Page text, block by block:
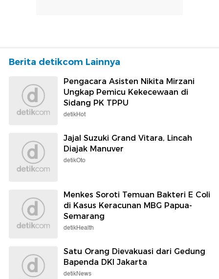
Berita detikcom Lainnya
Pengacara Asisten Nikita Mirzani
Ungkap Pemicu Kekecewaan di
Sidang PK TPPU
detikHot
Jajal Suzuki Grand Vitara, Lincah
Diajak Manuver
detikOto
Menkes Soroti Temuan Bakteri E Coli
di Kasus Keracunan MBG Papua-
Semarang
detikHealth
Satu Orang Dievakuasi dari Gedung
Bapenda DKI Jakarta
detikNews